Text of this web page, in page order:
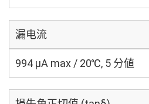
漏电流
994 μA max / 20℃, 5 分値